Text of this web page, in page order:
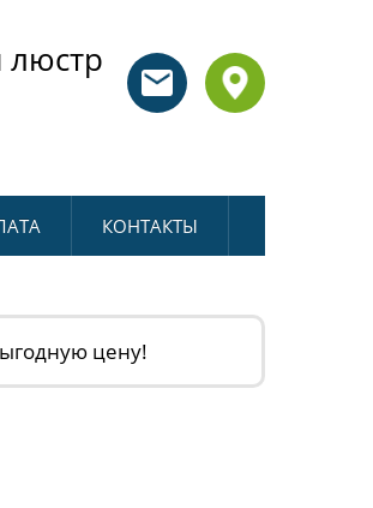
люстр
КОНТАКТЫ
цену!